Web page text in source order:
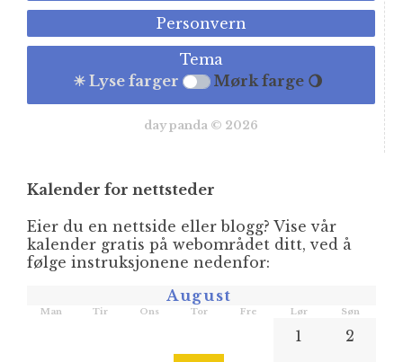
Personvern
Tema
☀ Lyse farger
Mørk farge 🌖
day panda © 2026
Kalender for nettsteder
Eier du en nettside eller blogg? Vise vår
kalender gratis på webområdet ditt, ved å
følge instruksjonene nedenfor:
August
Man Tir Ons Tor Fre Lør Søn
1
2